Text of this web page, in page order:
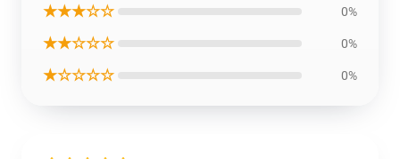
★★★☆☆ 0%
★★☆☆☆ 0%
★☆☆☆☆ 0%